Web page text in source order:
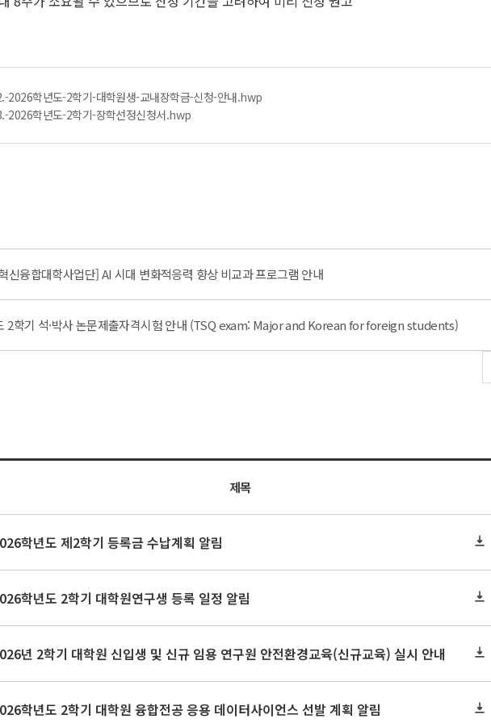
2026학년도-2학기-대학원생-교내장학금-신청-안내.hwp
2026학년도-2학기-장학선정신청서.hwp
신융합대학사업단] AI 시대 변화적응력 향상 비교과 프로그램 안내
2학기 석·박사 논문제출자격시험 안내 (TSQ exam: Major and Korean for foreign students)
제목
학년도 제2학기 등록금 수납계획 알림
학년도 2학기 대학원연구생 등록 일정 알림
년 2학기 대학원 신입생 및 신규 임용 연구원 안전환경교육(신규교육) 실시 안내
학년도 2학기 대학원 융합전공 응용 데이터사이언스 선발 계획 알림